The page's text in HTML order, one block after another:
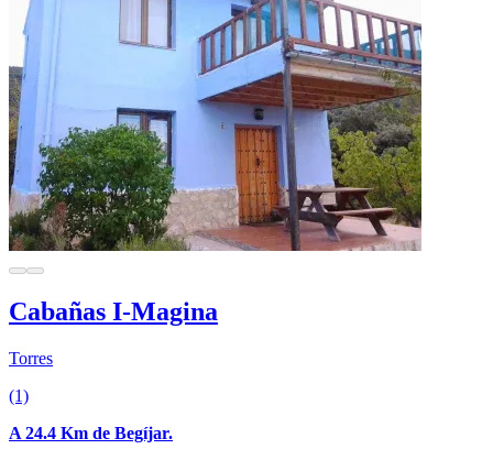
Cabañas I-Magina
Torres
(1)
A 24.4 Km de Begíjar.